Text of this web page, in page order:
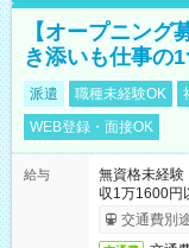
【オープニング
き添いも仕事の
派遣 職種未経験OK
WEB登録・面接OK
給与
無資格未経
収1万1600円
交通費別